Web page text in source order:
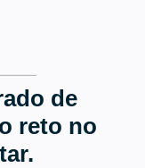
de
reto no